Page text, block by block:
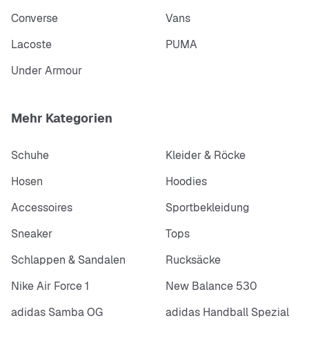
Converse
Vans
Lacoste
PUMA
Under Armour
Mehr Kategorien
Schuhe
Kleider & Röcke
Hosen
Hoodies
Accessoires
Sportbekleidung
Sneaker
Tops
Schlappen & Sandalen
Rucksäcke
Nike Air Force 1
New Balance 530
adidas Samba OG
adidas Handball Spezial